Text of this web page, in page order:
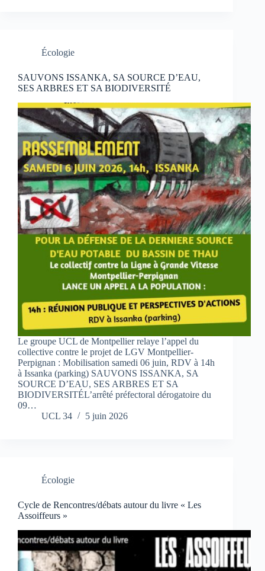
Écologie
SAUVONS ISSANKA, SA SOURCE D’EAU,
SES ARBRES ET SA BIODIVERSITÉ
Le groupe UCL de Montpellier relaye l’appel du
collective contre le projet de LGV Montpellier-
Perpignan : Mobilisation samedi 06 juin, RDV à 14h
à Issanka (parking) SAUVONS ISSANKA, SA
SOURCE D’EAU, SES ARBRES ET SA
BIODIVERSITÉL’arrêté préfectoral dérogatoire du
09…
UCL 34
5 juin 2026
Écologie
Cycle de Rencontres/débats autour du livre « Les
Assoiffeurs »